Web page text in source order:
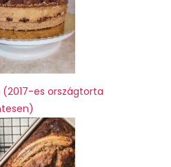
es országtorta